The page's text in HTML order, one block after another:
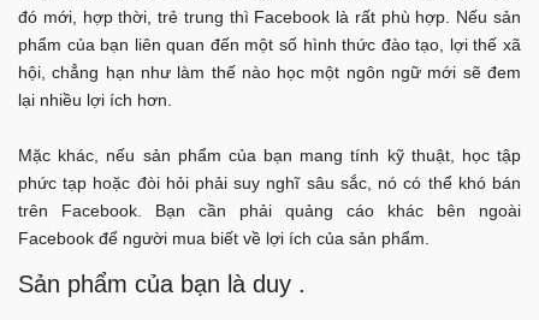
đó mới, hợp thời, trẻ trung thì Facebook là rất phù hợp. Nếu sản
phẩm của bạn liên quan đến một số hình thức đào tạo, lợi thế xã
hội, chẳng hạn như làm thế nào học một ngôn ngữ mới sẽ đem
lại nhiều lợi ích hơn.
Mặc khác, nếu sản phẩm của bạn mang tính kỹ thuật, học tập
phức tạp hoặc đòi hỏi phải suy nghĩ sâu sắc, nó có thể khó bán
trên Facebook. Bạn cần phải quảng cáo khác bên ngoài
Facebook để người mua biết về lợi ích của sản phẩm.
Sản phẩm của bạn là duy .